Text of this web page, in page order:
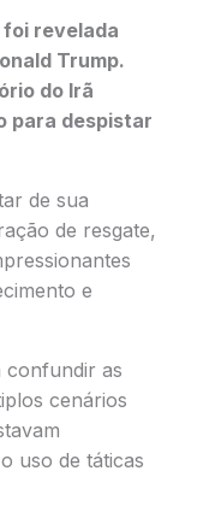
foi revelada
Trump.
do Irã
para despistar
de sua
de resgate,
e
confundir as
cenários
uso de táticas